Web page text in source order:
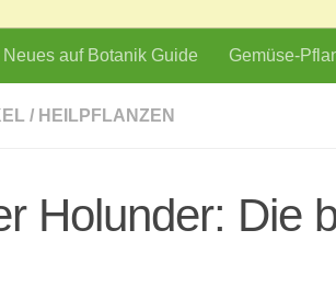
Neues auf Botanik Guide Gemüse-
/ HEILPFLANZEN
Holunder: Die